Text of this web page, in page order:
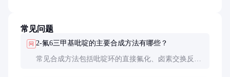
常见问题
问 2-氟6三甲基吡啶的主要合成方法有哪些？
常见合成方法包括吡啶环的直接氟化、卤素交换反应